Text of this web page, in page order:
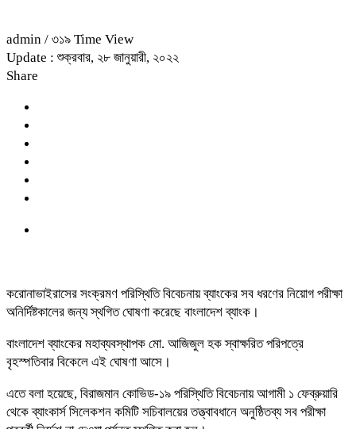
admin / ৩১৯ Time View
Update : শুক্রবার, ২৮ জানুয়ারী, ২০২২
Share
করোনাভাইরাসের সংক্রমণ পরিস্থিতি বিবেচনায় ব্যাংকের সব ধরণের নিয়োগ পরীক্ষা
অনির্দিষ্টকালের জন্য স্থগিত ঘোষণা করেছে বাংলাদেশ ব্যাংক।
বাংলাদেশ ব্যাংকের মহাব্যবস্থাপক মো. আজিজুল হক স্বাক্ষরিত পরিপত্রে
বৃহস্পতিবার বিকেলে এই ঘোষণা আসে।
এতে বলা হয়েছে, বিরাজমান কোভিড-১৯ পরিস্থিতি বিবেচনায় আগামী ১ ফেব্রুয়ারি
থেকে ব্যাংকার্স সিলেকশন কমিটি সচিবালয়ের তত্ত্বাবধানে অনুষ্ঠিতব্য সব পরীক্ষা